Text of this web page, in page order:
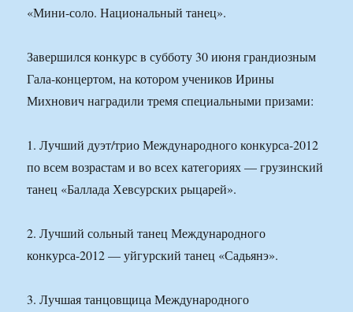
«Мини-соло. Национальный танец».
Завершился конкурс в субботу 30 июня грандиозным
Гала-концертом, на котором учеников Ирины
Михнович наградили тремя специальными призами:
1. Лучший дуэт/трио Международного конкурса-2012
по всем возрастам и во всех категориях — грузинский
танец «Баллада Хевсурских рыцарей».
2. Лучший сольный танец Международного
конкурса-2012 — уйгурский танец «Садьянэ».
3. Лучшая танцовщица Международного